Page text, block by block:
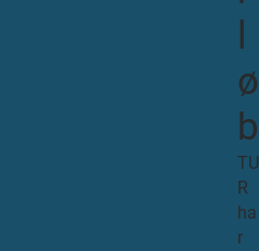
ø
b
TU
R
ha
r